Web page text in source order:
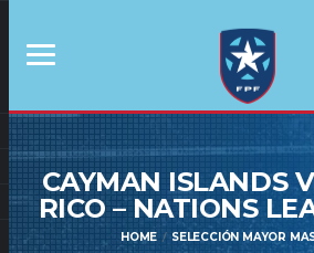
CAYMAN ISLANDS
RICO – NATIONS
HOME
SELECCIÓN MAYOR